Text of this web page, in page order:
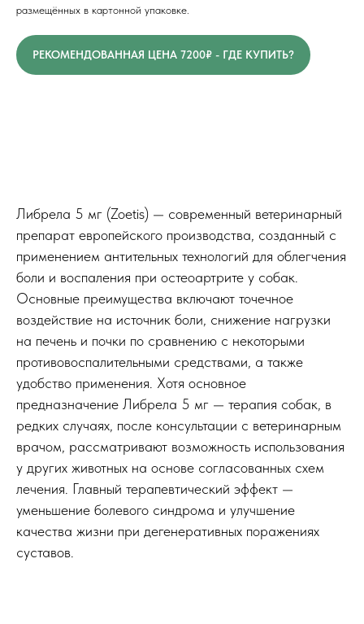
размещённых в картонной упаковке.
РЕКОМЕНДОВАННАЯ ЦЕНА 7200₽ - ГДЕ КУПИТЬ?
Либрела 5 мг (Zoetis) — современный ветеринарный
препарат европейского производства, созданный с
применением антительных технологий для облегчения
боли и воспаления при остеоартрите у собак.
Основные преимущества включают точечное
воздействие на источник боли, снижение нагрузки
на печень и почки по сравнению с некоторыми
противовоспалительными средствами, а также
удобство применения. Хотя основное
предназначение Либрела 5 мг — терапия собак, в
редких случаях, после консультации с ветеринарным
врачом, рассматривают возможность использования
у других животных на основе согласованных схем
лечения. Главный терапевтический эффект —
уменьшение болевого синдрома и улучшение
качества жизни при дегенеративных поражениях
суставов.